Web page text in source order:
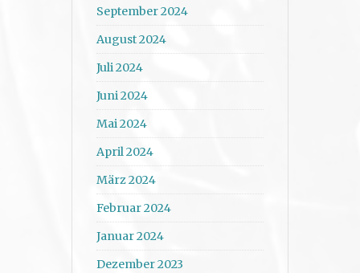
September 2024
August 2024
Juli 2024
Juni 2024
Mai 2024
April 2024
März 2024
Februar 2024
Januar 2024
Dezember 2023